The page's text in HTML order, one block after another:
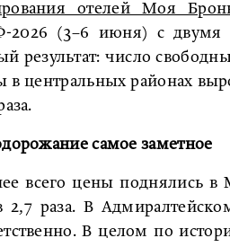
отелей Моя
(3–6 июня) с двумя
результат: число
в центральных районах
самое заметное
всего цены поднялись
2,7 раза. В
В целом по